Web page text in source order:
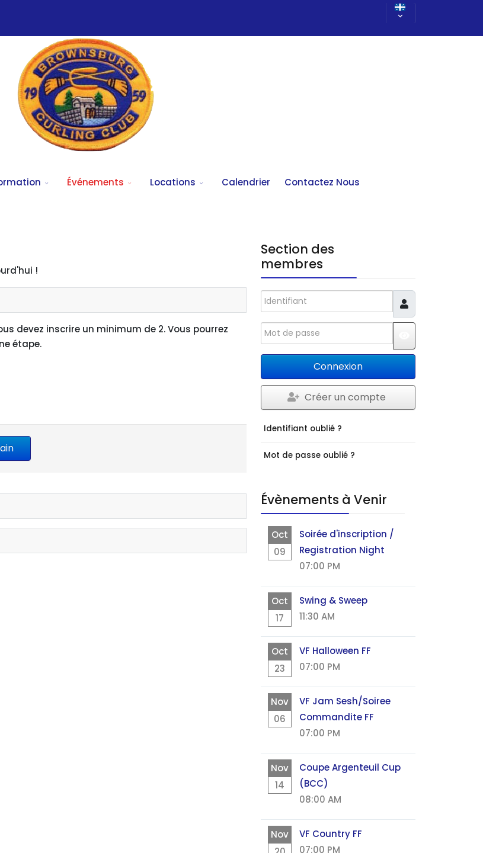
Événements Locations Calendrier Contactez Nous
!
devez inscrire un minimum de 2. Vous pourrez
étape.
Section des
membres
Identifiant
Mot de passe
Connexion
Créer un compte
Identifiant oublié ?
Mot de passe oublié ?
Évènements à Venir
Oct
09
Soirée d'inscription /
Registration Night
07:00 PM
Oct
17
Swing & Sweep
11:30 AM
Oct
23
VF Halloween FF
07:00 PM
Nov
06
VF Jam Sesh/Soiree
Commandite FF
07:00 PM
Nov
14
Coupe Argenteuil Cup
(BCC)
08:00 AM
Nov
VF Country FF
07:00 PM